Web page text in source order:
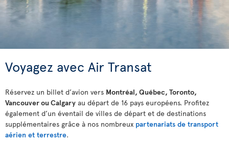
Voyagez avec Air Transat
Réservez un billet d’avion vers Montréal, Québec, Toronto,
Vancouver ou Calgary au départ de 16 pays européens. Profitez
également d’un éventail de villes de départ et de destinations
supplémentaires grâce à nos nombreux partenariats de transport
aérien et terrestre.